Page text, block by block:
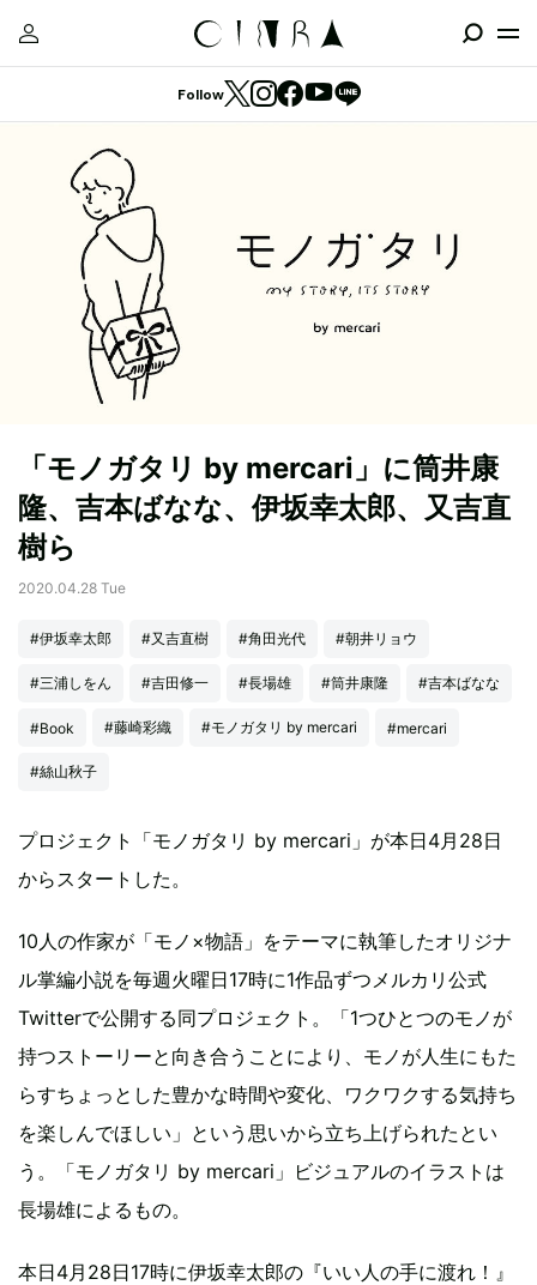
Follow
「モノガタリ by mercari」に筒井康
隆、吉本ばなな、伊坂幸太郎、又吉直
樹ら
2020.04.28 Tue
#伊坂幸太郎 #又吉直樹 #角田光代 #朝井リョウ
#三浦しをん #吉田修一 #長場雄 #筒井康隆 #吉本ばなな
#Book #藤崎彩織 #モノガタリ by mercari #mercari
#絲山秋子
プロジェクト「モノガタリ by mercari」が本日4月28日
からスタートした。
10人の作家が「モノ×物語」をテーマに執筆したオリジナ
ル掌編小説を毎週火曜日17時に1作品ずつメルカリ公式
Twitterで公開する同プロジェクト。「1つひとつのモノが
持つストーリーと向き合うことにより、モノが人生にもた
らすちょっとした豊かな時間や変化、ワクワクする気持ち
を楽しんでほしい」という思いから立ち上げられたとい
う。「モノガタリ by mercari」ビジュアルのイラストは
長場雄によるもの。
本日4月28日17時に伊坂幸太郎の『いい人の手に渡れ！』